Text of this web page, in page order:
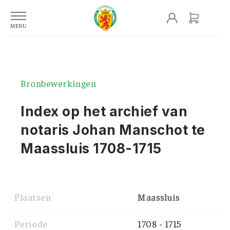
Bronbewerkingen
Index op het archief van
notaris Johan Manschot te
Maassluis 1708-1715
Plaatsen Maassluis
Periode 1708 - 1715